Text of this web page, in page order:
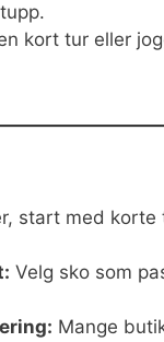
kort tur eller
start med
Velg sko som
Mange